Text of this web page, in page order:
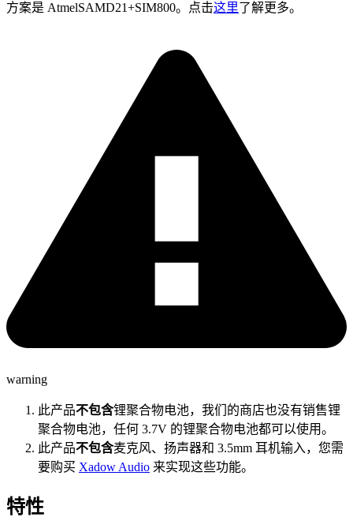
方案是 AtmelSAMD21+SIM800。点击这里了解更多。
warning
此产品不包含锂聚合物电池，我们的商店也没有销售锂
聚合物电池，任何 3.7V 的锂聚合物电池都可以使用。
此产品不包含麦克风、扬声器和 3.5mm 耳机输入，您需
要购买 Xadow Audio 来实现这些功能。
特性